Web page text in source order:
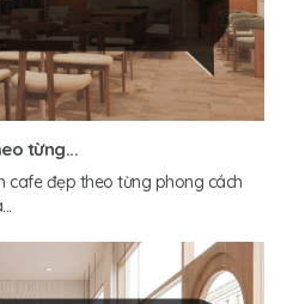
từng...
cafe đẹp theo từng phong cách